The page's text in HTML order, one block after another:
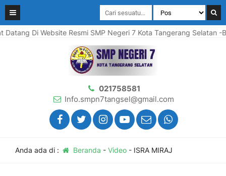
Di Website Resmi SMP Negeri 7 Kota Tangerang Selatan -
021758581
Info.smpn7tangsel@gmail.com
Anda ada di : Beranda - Video- ISRA MIRAJ